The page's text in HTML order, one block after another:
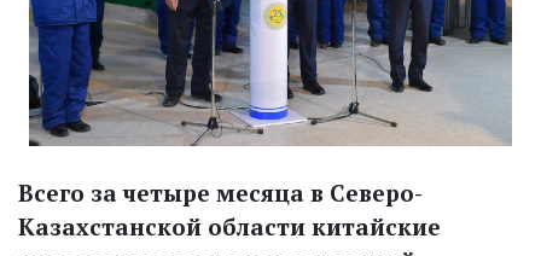
Всего за четыре месяца в Северо-
Казахстанской области китайские